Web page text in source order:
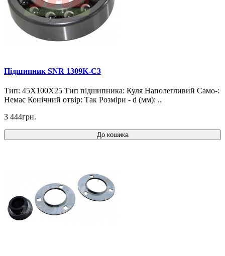
Підшипник SNR 1309K-C3
Тип: 45X100X25 Тип підшипника: Куля Наполегливий Само-:
Немає Конічний отвір: Так Розміри - d (мм): ..
3 444грн.
До кошика